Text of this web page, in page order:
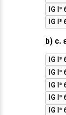
IG I³
IG I³
b) c.
IG I³
IG
IG I³
IG I³
IG I³